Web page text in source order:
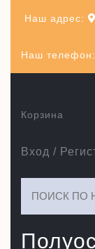
Наш
Наш адрес:
Вход /
Корзина